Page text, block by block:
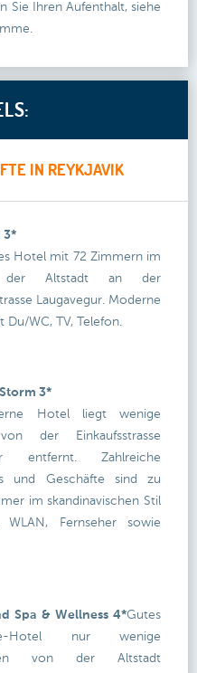
Sie Ihren Aufenthalt, siehe
IN REYKJAVIK
3*
Hotel mit 72 Zimmern im
der Altstadt an der
Laugavegur. Moderne
Du/WC, TV, Telefon.
3*
Hotel liegt wenige
der Einkaufsstrasse
entfernt. Zahlreiche
und Geschäfte sind zu
im skandinavischen Stil
Fernseher sowie
Spa & Wellness 4*Gutes
Hotel nur wenige
von der Altstadt